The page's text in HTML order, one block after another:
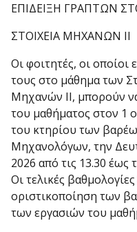
ΕΠΙΔΕΙΞΗ ΓΡΑΠΤΩΝ
ΣΤΟΙΧΕΙΑ ΜΗΧΑΝΩΝ ΙΙ
Οι φοιτητές, οι
τους στο μάθημα των
Μηχανών ΙΙ, μπορούν
του μαθήματος στον 1
του κτηρίου των
Μηχανολόγων, την
2026 από τις 13.30 έως
Οι τελικές
οριστικοποίηση των
των εργασιών του